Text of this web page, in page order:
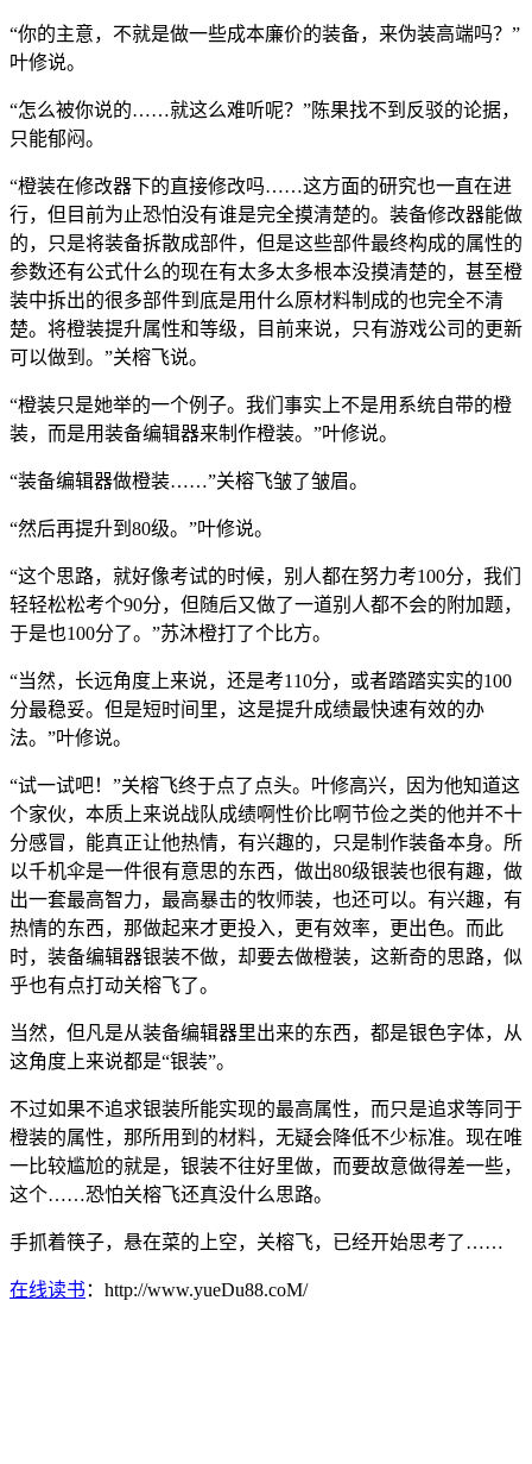
“你的主意，不就是做一些成本廉价的装备，来伪装高端吗？”
叶修说。
“怎么被你说的……就这么难听呢？”陈果找不到反驳的论据，
只能郁闷。
“橙装在修改器下的直接修改吗……这方面的研究也一直在进
行，但目前为止恐怕没有谁是完全摸清楚的。装备修改器能做
的，只是将装备拆散成部件，但是这些部件最终构成的属性的
参数还有公式什么的现在有太多太多根本没摸清楚的，甚至橙
装中拆出的很多部件到底是用什么原材料制成的也完全不清
楚。将橙装提升属性和等级，目前来说，只有游戏公司的更新
可以做到。”关榕飞说。
“橙装只是她举的一个例子。我们事实上不是用系统自带的橙
装，而是用装备编辑器来制作橙装。”叶修说。
“装备编辑器做橙装……”关榕飞皱了皱眉。
“然后再提升到80级。”叶修说。
“这个思路，就好像考试的时候，别人都在努力考100分，我们
轻轻松松考个90分，但随后又做了一道别人都不会的附加题，
于是也100分了。”苏沐橙打了个比方。
“当然，长远角度上来说，还是考110分，或者踏踏实实的100
分最稳妥。但是短时间里，这是提升成绩最快速有效的办
法。”叶修说。
“试一试吧！”关榕飞终于点了点头。叶修高兴，因为他知道这
个家伙，本质上来说战队成绩啊性价比啊节俭之类的他并不十
分感冒，能真正让他热情，有兴趣的，只是制作装备本身。所
以千机伞是一件很有意思的东西，做出80级银装也很有趣，做
出一套最高智力，最高暴击的牧师装，也还可以。有兴趣，有
热情的东西，那做起来才更投入，更有效率，更出色。而此
时，装备编辑器银装不做，却要去做橙装，这新奇的思路，似
乎也有点打动关榕飞了。
当然，但凡是从装备编辑器里出来的东西，都是银色字体，从
这角度上来说都是“银装”。
不过如果不追求银装所能实现的最高属性，而只是追求等同于
橙装的属性，那所用到的材料，无疑会降低不少标准。现在唯
一比较尴尬的就是，银装不往好里做，而要故意做得差一些，
这个……恐怕关榕飞还真没什么思路。
手抓着筷子，悬在菜的上空，关榕飞，已经开始思考了……
在线读书 ：http://www.yueDu88.coM/